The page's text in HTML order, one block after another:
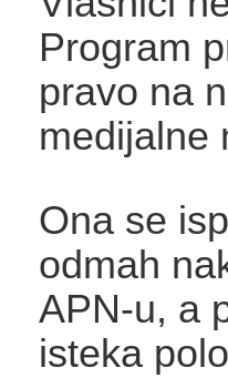
Program
pravo na
medijalne
Ona se
odmah
APN-u, a
isteka